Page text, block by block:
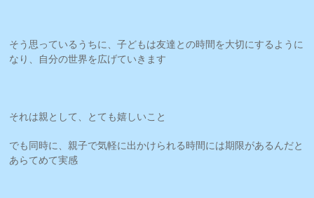
そう思っているうちに、子どもは友達との時間を大切にするように
なり、自分の世界を広げていきます
それは親として、とても嬉しいこと
でも同時に、親子で気軽に出かけられる時間には期限があるんだと
あらてめて実感